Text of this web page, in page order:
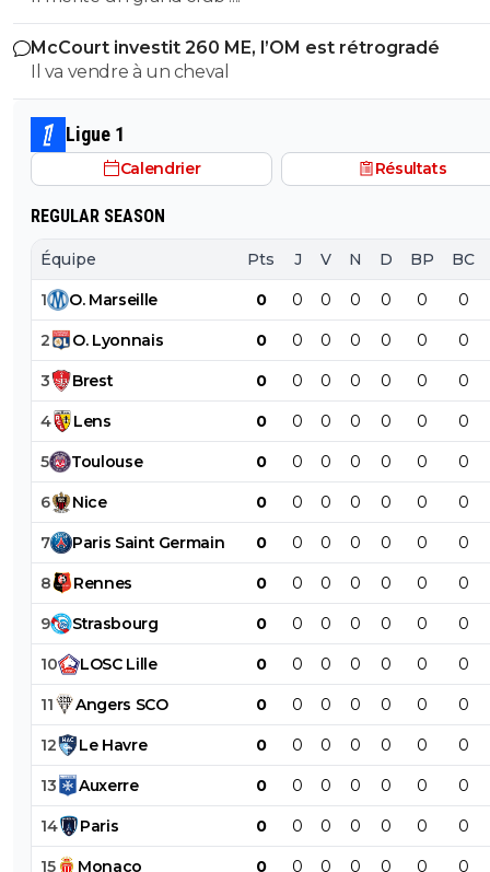
McCourt investit 260 ME, l’OM est rétrogradé
Il va vendre à un cheval
Ligue 1
Calendrier Résultats
REGULAR SEASON
Équipe Pts J V N D BP BC
1 O. Marseille 0 0 0 0 0 0 0
2 O. Lyonnais 0 0 0 0 0 0 0
3 Brest 0 0 0 0 0 0 0
4 Lens 0 0 0 0 0 0 0
5 Toulouse 0 0 0 0 0 0 0
6 Nice 0 0 0 0 0 0 0
7 Paris Saint Germain 0 0 0 0 0 0 0
8 Rennes 0 0 0 0 0 0 0
9 Strasbourg 0 0 0 0 0 0 0
10 LOSC Lille 0 0 0 0 0 0 0
11 Angers SCO 0 0 0 0 0 0 0
12 Le Havre 0 0 0 0 0 0 0
13 Auxerre 0 0 0 0 0 0 0
14 Paris 0 0 0 0 0 0 0
15 Monaco 0 0 0 0 0 0 0